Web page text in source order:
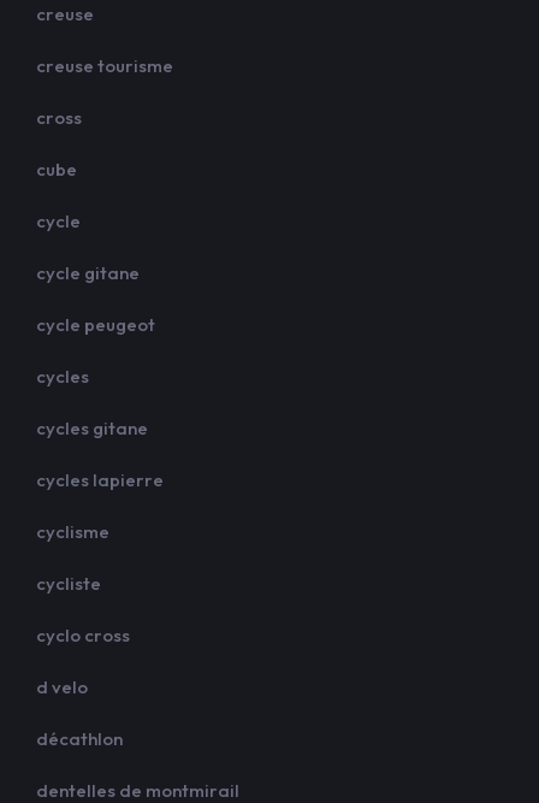
creuse
creuse tourisme
cross
cube
cycle
cycle gitane
cycle peugeot
cycles
cycles gitane
cycles lapierre
cyclisme
cycliste
cyclo cross
d velo
décathlon
dentelles de montmirail